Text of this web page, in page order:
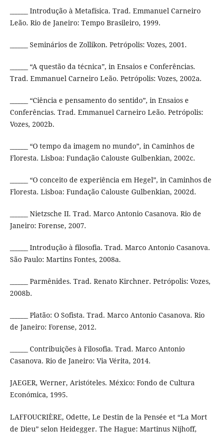
______ Introdução à Metafísica. Trad. Emmanuel Carneiro
Leão. Rio de Janeiro: Tempo Brasileiro, 1999.
______ Seminários de Zollikon. Petrópolis: Vozes, 2001.
______ “A questão da técnica”, in Ensaios e Conferências.
Trad. Emmanuel Carneiro Leão. Petrópolis: Vozes, 2002a.
______ “Ciência e pensamento do sentido”, in Ensaios e
Conferências. Trad. Emmanuel Carneiro Leão. Petrópolis:
Vozes, 2002b.
______ “O tempo da imagem no mundo”, in Caminhos de
Floresta. Lisboa: Fundação Calouste Gulbenkian, 2002c.
______ “O conceito de experiência em Hegel”, in Caminhos de
Floresta. Lisboa: Fundação Calouste Gulbenkian, 2002d.
______ Nietzsche II. Trad. Marco Antonio Casanova. Rio de
Janeiro: Forense, 2007.
______ Introdução à filosofia. Trad. Marco Antonio Casanova.
São Paulo: Martins Fontes, 2008a.
______ Parmênides. Trad. Renato Kirchner. Petrópolis: Vozes,
2008b.
______ Platão: O Sofista. Trad. Marco Antonio Casanova. Rio
de Janeiro: Forense, 2012.
______ Contribuições à Filosofia. Trad. Marco Antonio
Casanova. Rio de Janeiro: Via Vérita, 2014.
JAEGER, Werner, Aristóteles. México: Fondo de Cultura
Económica, 1995.
LAFFOUCRIÈRE, Odette, Le Destin de la Pensée et “La Mort
de Dieu” selon Heidegger. The Hague: Martinus Nijhoff,